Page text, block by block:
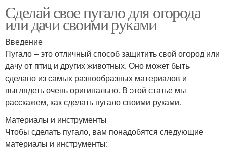
Сделай свое пугало для огорода
или дачи своими руками
Введение
Пугало – это отличный способ защитить свой огород или
дачу от птиц и других животных. Оно может быть
сделано из самых разнообразных материалов и
выглядеть очень оригинально. В этой статье мы
расскажем, как сделать пугало своими руками.
Материалы и инструменты
Чтобы сделать пугало, вам понадобятся следующие
материалы и инструменты: